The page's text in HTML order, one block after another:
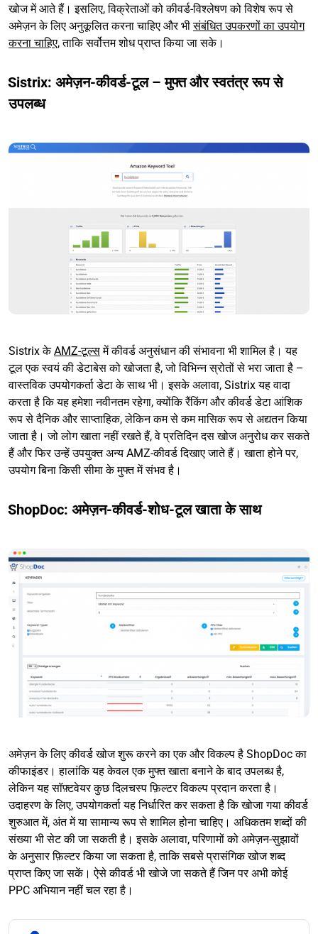
खोज में आते हैं। इसलिए, विक्रेताओं को कीवर्ड-विश्लेषण को विशेष रूप से
अमेज़न के लिए अनुकूलित करना चाहिए और भीसंबंधित उपकरणों का उपयोग
करना चाहिए, ताकि सर्वोत्तम शोध प्राप्त किया जा सके।
Sistrix: अमेज़न-कीवर्ड-टूल – मुफ्त और स्वतंत्र रूप से
उपलब्ध
Sistrix केAMZ-टूल्समें कीवर्ड अनुसंधान की संभावना भी शामिल है। यह
टूल एक स्वयं की डेटाबेस को खोजता है, जो विभिन्न स्रोतों से भरा जाता है –
वास्तविक उपयोगकर्ता डेटा के साथ भी। इसके अलावा, Sistrix यह वादा
करता है कि यह हमेशा नवीनतम रहेगा, क्योंकि रैंकिंग और कीवर्ड डेटा आंशिक
रूप से दैनिक और साप्ताहिक, लेकिन कम से कम मासिक रूप से अद्यतन किया
जाता है। जो लोग खाता नहीं रखते हैं, वे प्रतिदिन दस खोज अनुरोध कर सकते
हैं और फिर उन्हें उपयुक्त अन्य AMZ-कीवर्ड दिखाए जाते हैं। खाता होने पर,
उपयोग बिना किसी सीमा के मुफ्त में संभव है।
ShopDoc: अमेज़न-कीवर्ड-शोध-टूल खाता के साथ
अमेज़न के लिए कीवर्ड खोज शुरू करने का एक और विकल्प है ShopDoc का
कीफाइंडर। हालांकि यह केवल एक मुफ्त खाता बनाने के बाद उपलब्ध है,
लेकिन यह सॉफ़्टवेयर कुछ दिलचस्प फ़िल्टर विकल्प प्रदान करता है।
उदाहरण के लिए, उपयोगकर्ता यह निर्धारित कर सकता है कि खोजा गया कीवर्ड
शुरुआत में, अंत में या सामान्य रूप से शामिल होना चाहिए। अधिकतम शब्दों की
संख्या भी सेट की जा सकती है। इसके अलावा, परिणामों को अमेज़न-सुझावों
के अनुसार फ़िल्टर किया जा सकता है, ताकि सबसे प्रासंगिक खोज शब्द
प्राप्त किए जा सकें। ऐसे कीवर्ड भी खोजे जा सकते हैं जिन पर अभी कोई
PPC अभियान नहीं चल रहा है।